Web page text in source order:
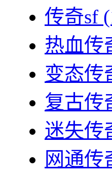
传奇sf
热血传
变态传
复古传
迷失传
网通传